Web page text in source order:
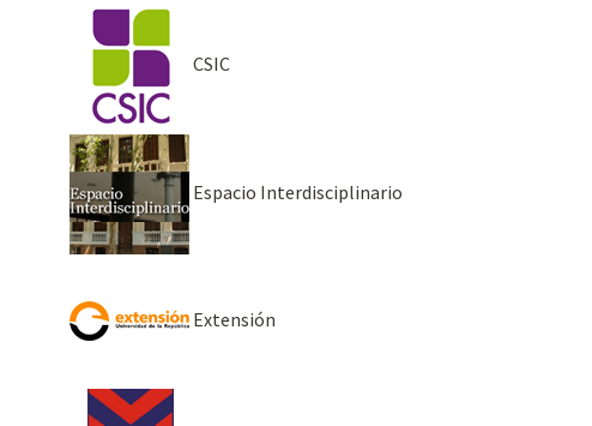
CSIC
Espacio Interdisciplinario
Extensión